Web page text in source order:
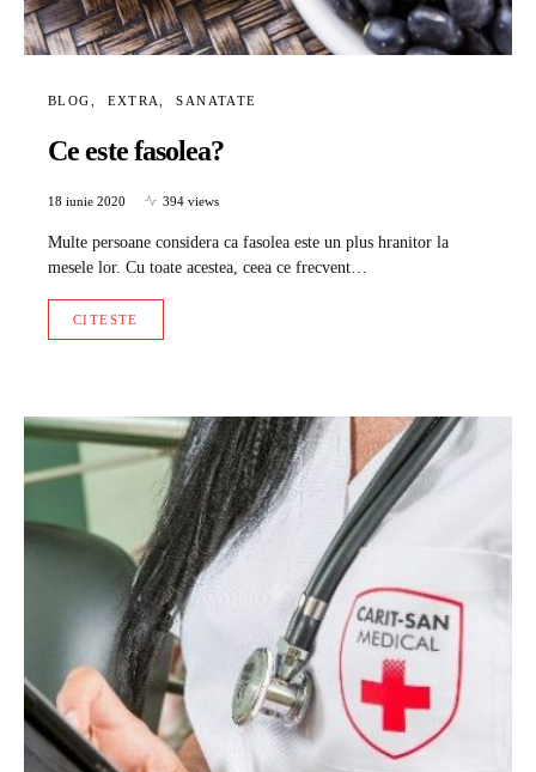
BLOG EXTRA SANATATE
Ce este fasolea?
18 iunie 2020 394 views
Multe persoane considera ca fasolea este un plus hranitor la
mesele lor. Cu toate acestea, ceea ce frecvent…
CITESTE